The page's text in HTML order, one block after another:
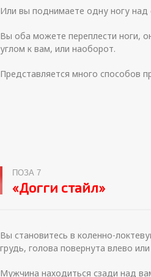
Или вы поднимаете одну ногу над
Вы оба можете переплести ноги,
углом к вам, или наоборот.
Представляется много способов
ПОЗА 7
«Догги стайл»
Вы становитесь в коленно-
грудь, голова повернута влево
Мужчина находиться сзади над